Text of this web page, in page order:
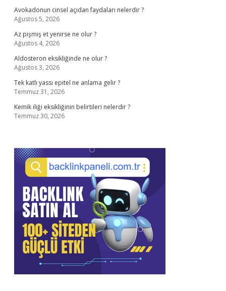
Avokadonun cinsel açıdan faydaları nelerdir ?
Ağustos 5, 2026
Az pişmiş et yenirse ne olur ?
Ağustos 4, 2026
Aldosteron eksikliğinde ne olur ?
Ağustos 3, 2026
Tek katlı yassı epitel ne anlama gelir ?
Temmuz 31, 2026
Kemik iliği eksikliğinin belirtileri nelerdir ?
Temmuz 30, 2026